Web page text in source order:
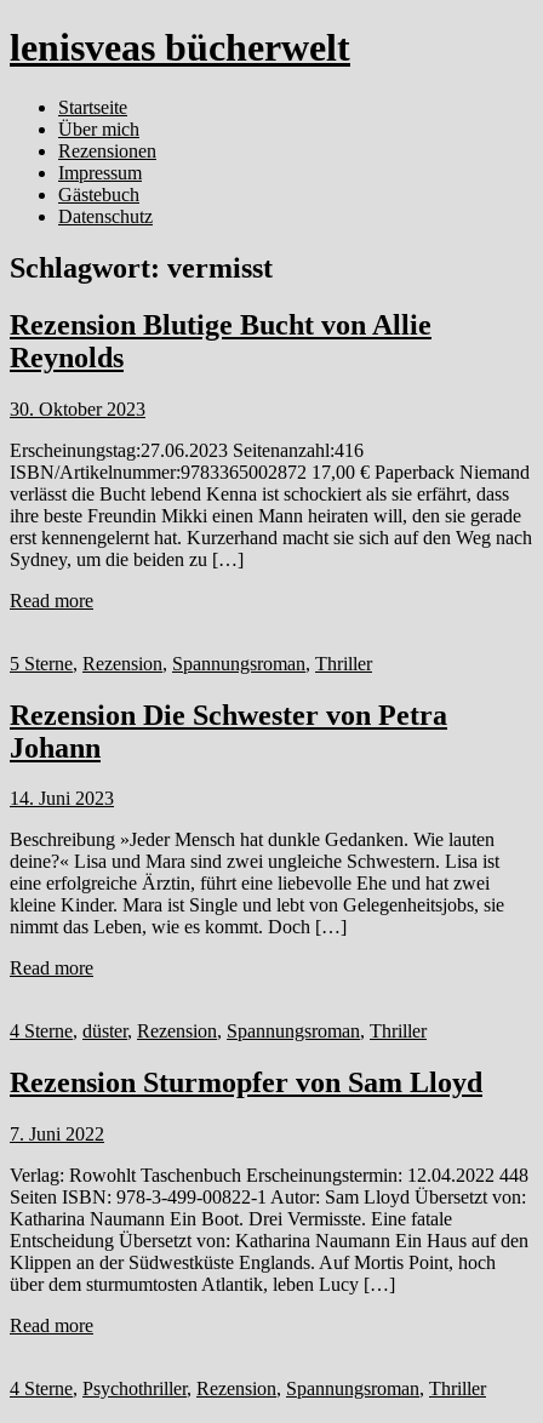
lenisveas bücherwelt
Startseite
Über mich
Rezensionen
Impressum
Gästebuch
Datenschutz
Schlagwort: vermisst
Rezension Blutige Bucht von Allie
Reynolds
30. Oktober 2023
Erscheinungstag:27.06.2023 Seitenanzahl:416
ISBN/Artikelnummer:9783365002872 17,00 € Paperback Niemand
verlässt die Bucht lebend Kenna ist schockiert als sie erfährt, dass
ihre beste Freundin Mikki einen Mann heiraten will, den sie gerade
erst kennengelernt hat. Kurzerhand macht sie sich auf den Weg nach
Sydney, um die beiden zu […]
Read more
5 Sterne, Rezension, Spannungsroman, Thriller
Rezension Die Schwester von Petra
Johann
14. Juni 2023
Beschreibung »Jeder Mensch hat dunkle Gedanken. Wie lauten
deine?« Lisa und Mara sind zwei ungleiche Schwestern. Lisa ist
eine erfolgreiche Ärztin, führt eine liebevolle Ehe und hat zwei
kleine Kinder. Mara ist Single und lebt von Gelegenheitsjobs, sie
nimmt das Leben, wie es kommt. Doch […]
Read more
4 Sterne, düster, Rezension, Spannungsroman, Thriller
Rezension Sturmopfer von Sam Lloyd
7. Juni 2022
Verlag: Rowohlt Taschenbuch Erscheinungstermin: 12.04.2022 448
Seiten ISBN: 978-3-499-00822-1 Autor: Sam Lloyd Übersetzt von:
Katharina Naumann Ein Boot. Drei Vermisste. Eine fatale
Entscheidung Übersetzt von: Katharina Naumann Ein Haus auf den
Klippen an der Südwestküste Englands. Auf Mortis Point, hoch
über dem sturmumtosten Atlantik, leben Lucy […]
Read more
4 Sterne, Psychothriller, Rezension, Spannungsroman, Thriller